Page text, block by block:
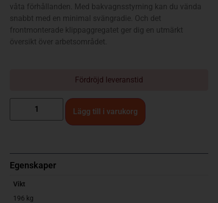
våta förhållanden. Med bakvagnsstyrning kan du vända
snabbt med en minimal svängradie. Och det
frontmonterade klippaggregatet ger dig en utmärkt
översikt över arbetsområdet.
Fördröjd leveranstid
Lägg till i varukorg
Egenskaper
Vikt
196 kg